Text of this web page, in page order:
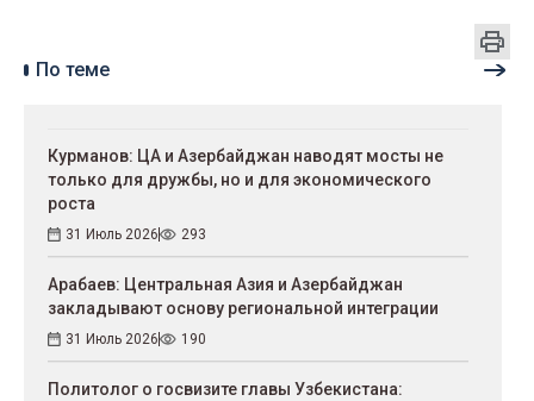
По теме
Курманов: ЦА и Азербайджан наводят мосты не
только для дружбы, но и для экономического
роста
31 Июль 2026 293
Арабаев: Центральная Азия и Азербайджан
закладывают основу региональной интеграции
31 Июль 2026 190
Политолог о госвизите главы Узбекистана: